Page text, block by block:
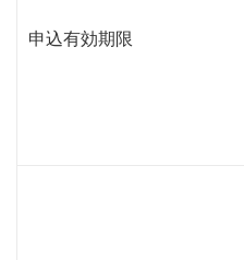
申込有効期限